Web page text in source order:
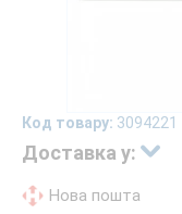
Код товару: 3094221
Доставка у:
Нова пошта